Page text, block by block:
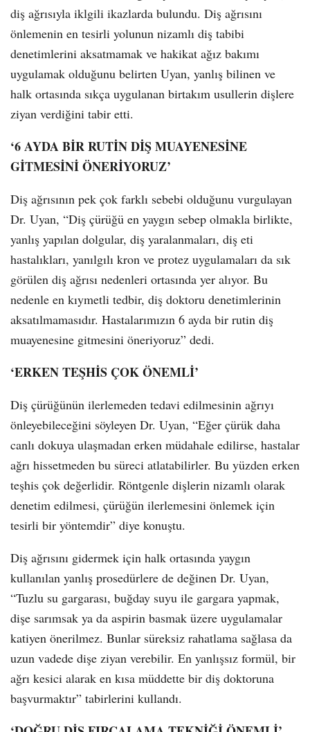
diş ağrısıyla iklgili ikazlarda bulundu. Diş ağrısını
önlemenin en tesirli yolunun nizamlı diş tabibi
denetimlerini aksatmamak ve hakikat ağız bakımı
uygulamak olduğunu belirten Uyan, yanlış bilinen ve
halk ortasında sıkça uygulanan birtakım usullerin dişlere
ziyan verdiğini tabir etti.
‘6 AYDA BİR RUTİN DİŞ MUAYENESİNE
GİTMESİNİ ÖNERİYORUZ’
Diş ağrısının pek çok farklı sebebi olduğunu vurgulayan
Dr. Uyan, “Diş çürüğü en yaygın sebep olmakla birlikte,
yanlış yapılan dolgular, diş yaralanmaları, diş eti
hastalıkları, yanılgılı kron ve protez uygulamaları da sık
görülen diş ağrısı nedenleri ortasında yer alıyor. Bu
nedenle en kıymetli tedbir, diş doktoru denetimlerinin
aksatılmamasıdır. Hastalarımızın 6 ayda bir rutin diş
muayenesine gitmesini öneriyoruz” dedi.
‘ERKEN TEŞHİS ÇOK ÖNEMLİ’
Diş çürüğünün ilerlemeden tedavi edilmesinin ağrıyı
önleyebileceğini söyleyen Dr. Uyan, “Eğer çürük daha
canlı dokuya ulaşmadan erken müdahale edilirse, hastalar
ağrı hissetmeden bu süreci atlatabilirler. Bu yüzden erken
teşhis çok değerlidir. Röntgenle dişlerin nizamlı olarak
denetim edilmesi, çürüğün ilerlemesini önlemek için
tesirli bir yöntemdir” diye konuştu.
Diş ağrısını gidermek için halk ortasında yaygın
kullanılan yanlış prosedürlere de değinen Dr. Uyan,
“Tuzlu su gargarası, buğday suyu ile gargara yapmak,
dişe sarımsak ya da aspirin basmak üzere uygulamalar
katiyen önerilmez. Bunlar süreksiz rahatlama sağlasa da
uzun vadede dişe ziyan verebilir. En yanlışsız formül, bir
ağrı kesici alarak en kısa müddette bir diş doktoruna
başvurmaktır” tabirlerini kullandı.